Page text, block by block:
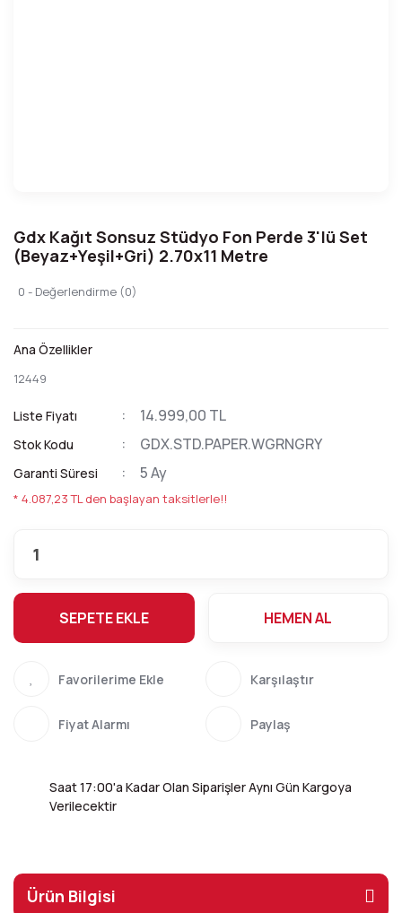
Gdx Kağıt Sonsuz Stüdyo Fon Perde 3'lü Set
(Beyaz+Yeşil+Gri) 2.70x11 Metre
0 - Değerlendirme (0)
Ana Özellikler
12449
Liste Fiyatı 14.999,00 TL
Stok Kodu GDX.STD.PAPER.WGRNGRY
Garanti Süresi 5 Ay
* 4.087,23 TL den başlayan taksitlerle!!
SEPETE EKLE HEMEN AL
Karşılaştır
Fiyat Alarmı Paylaş
Saat 17:00'a Kadar Olan Siparişler Aynı Gün Kargoya
Verilecektir
Ürün Bilgisi